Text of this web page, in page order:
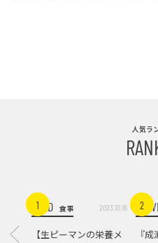
人気ラ
1FOOD 食事 2023.10.16
【生ピーマンの栄養メ
2
『